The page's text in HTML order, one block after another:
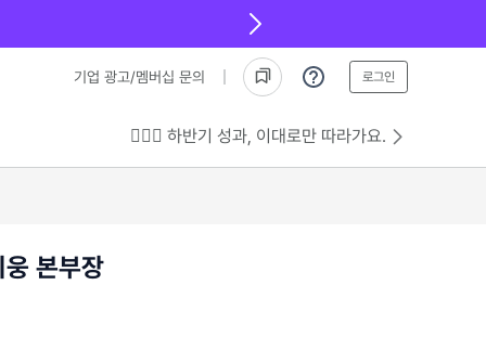
기업 광고/멤버십 문의 로그인
💁🏻‍♂️ 하반기 성과, 이대로만 따라가요.
본부장